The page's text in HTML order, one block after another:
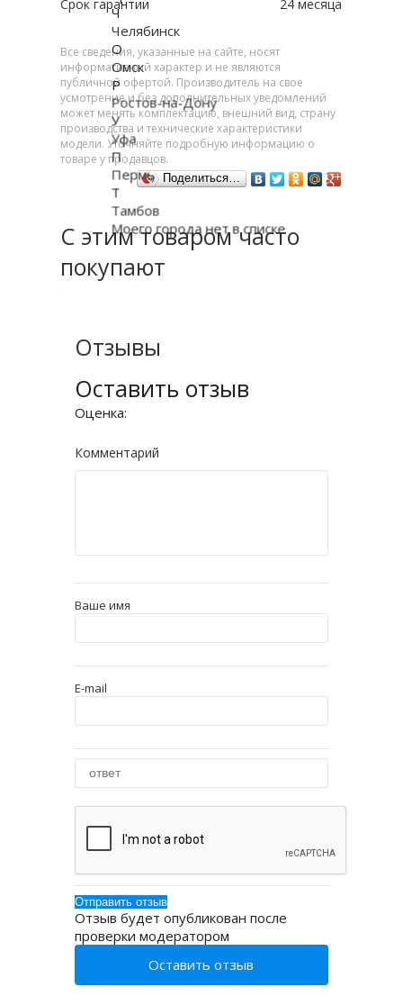
Срок гарантии 24 месяца
Все сведения, указанные на сайте, носят
информативный характер и не являются
публичной офертой. Производитель на свое
усмотрение и без дополнительных уведомлений
может менять комплектацию, внешний вид, страну
производства и технические характеристики
модели. Уточняйте подробную информацию о
товаре у продавцов.
Поделиться…
С этим товаром часто
покупают
Отзывы
Оставить отзыв
Оценка:
Комментарий
Ваше имя
E-mail
Отзыв будет опубликован после
проверки модератором
Оставить отзыв
Ч
Челябинск
О
Омск
Р
Ростов-на-Дону
У
Уфа
П
Пермь
Т
Тамбов
Моего города нет в списке